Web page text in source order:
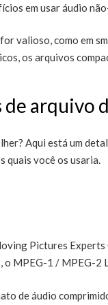
em usar áudio
valioso, como em
os arquivos
arquivo
Aqui está um
quais você os usaria.
Pictures Experts
MPEG-1 / MPEG-2
de áudio